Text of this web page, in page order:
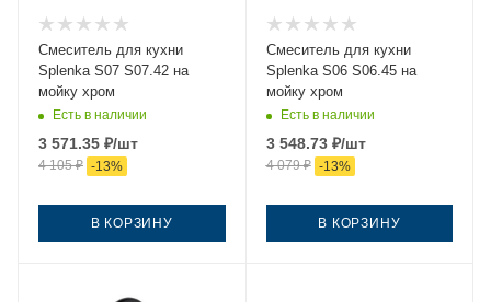
Смеситель для кухни
Splenka S07 S07.42 на
мойку хром
Есть в наличии
3 571.35 ₽/шт
4 105₽ -13%
В КОРЗИНУ
Смеситель для кухни
Splenka S06 S06.45 на
мойку хром
Есть в наличии
3 548.73₽/шт
4 079₽ -13%
В КОРЗИНУ